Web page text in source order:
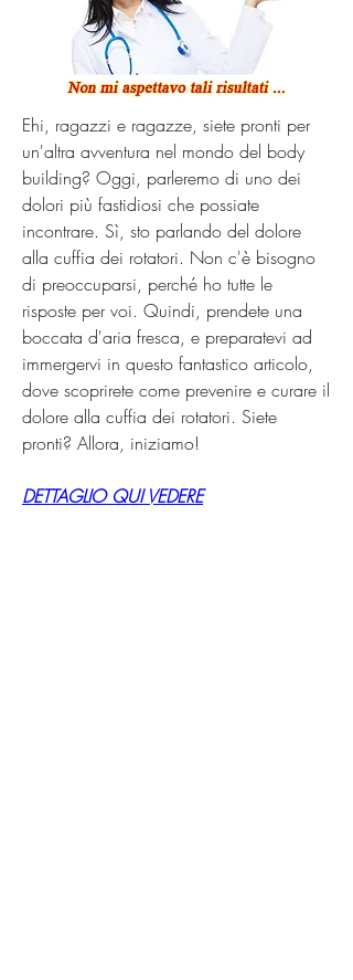
Ehi, ragazzi e ragazze, siete pronti per
un'altra avventura nel mondo del body
building? Oggi, parleremo di uno dei
dolori più fastidiosi che possiate
incontrare. Sì, sto parlando del dolore
alla cuffia dei rotatori. Non c'è bisogno
di preoccuparsi, perché ho tutte le
risposte per voi. Quindi, prendete una
boccata d'aria fresca, e preparatevi ad
immergervi in questo fantastico articolo,
dove scoprirete come prevenire e curare il
dolore alla cuffia dei rotatori. Siete
pronti? Allora, iniziamo!
DETTAGLIO QUI VEDERE